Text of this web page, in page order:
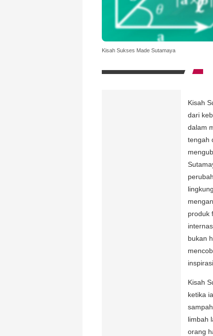
Kisah Sukses Made Sutamaya
Kisah
dari
dalam
tengah
produk
bukan
Kisah
ketika
limbah
orang